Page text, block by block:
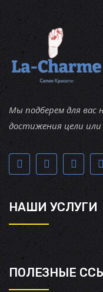
Мы подберем для
достижения цели или
НАШИ УСЛУГИ
ПОЛЕЗНЫЕ